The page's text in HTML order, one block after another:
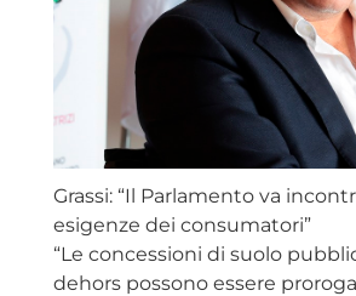
Grassi: “Il Parlamento va
esigenze dei consumatori”
“Le concessioni di suolo
dehors possono essere